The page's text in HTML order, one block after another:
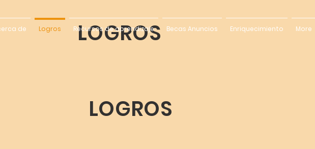
de Logros Recursos de aprendizaje Becas Anuncios Enriquecimiento More
LOGROS
LOGROS